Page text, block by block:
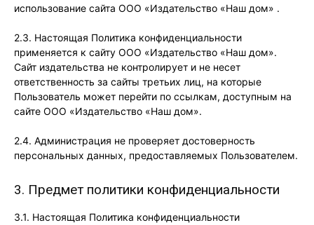
использование сайта ООО «Издательство «Наш дом» .
2.3. Настоящая Политика конфиденциальности
применяется к сайту ООО «Издательство «Наш дом».
Сайт издательства не контролирует и не несет
ответственность за сайты третьих лиц, на которые
Пользователь может перейти по ссылкам, доступным на
сайте ООО «Издательство «Наш дом».
2.4. Администрация не проверяет достоверность
персональных данных, предоставляемых Пользователем.
3. Предмет политики конфиденциальности
3.1. Настоящая Политика конфиденциальности